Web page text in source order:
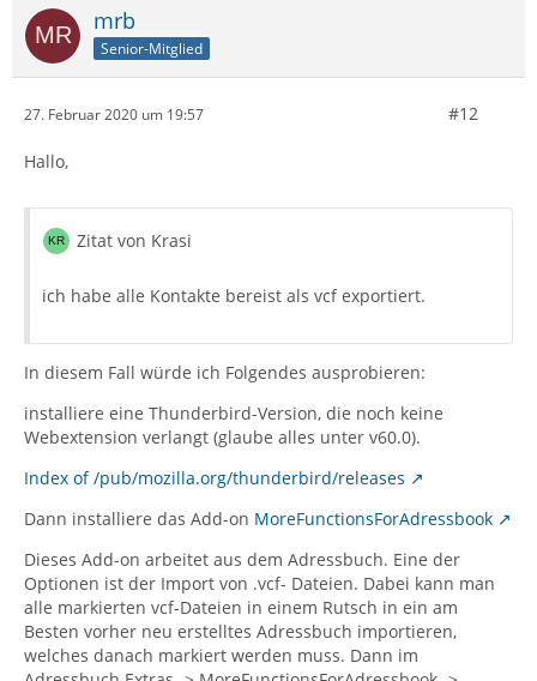
mrb
Senior-Mitglied
27. Februar 2020 um 19:57 #12
Hallo,
Zitat von Krasi
ich habe alle Kontakte bereist als vcf exportiert.
In diesem Fall würde ich Folgendes ausprobieren:
installiere eine Thunderbird-Version, die noch keine
Webextension verlangt (glaube alles unter v60.0).
Index of /pub/mozilla.org/thunderbird/releases
Dann installiere das Add-on MoreFunctionsForAdressbook
Dieses Add-on arbeitet aus dem Adressbuch. Eine der
Optionen ist der Import von .vcf- Dateien. Dabei kann man
alle markierten vcf-Dateien in einem Rutsch in ein am
Besten vorher neu erstelltes Adressbuch importieren,
welches danach markiert werden muss. Dann im